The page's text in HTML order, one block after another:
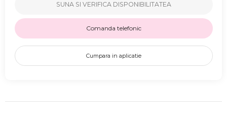
SUNA SI VERIFICA DISPONIBILITATEA
Comanda telefonic
Cumpara in aplicatie